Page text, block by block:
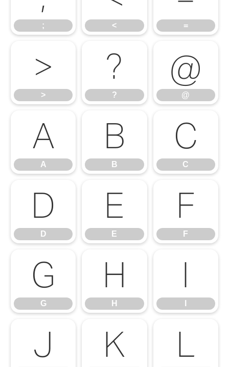
; < =
>
>
?
?
@
@
A
A
B
B
C
C
D
D
E
E
F
F
G
G
H
H
I
J K L